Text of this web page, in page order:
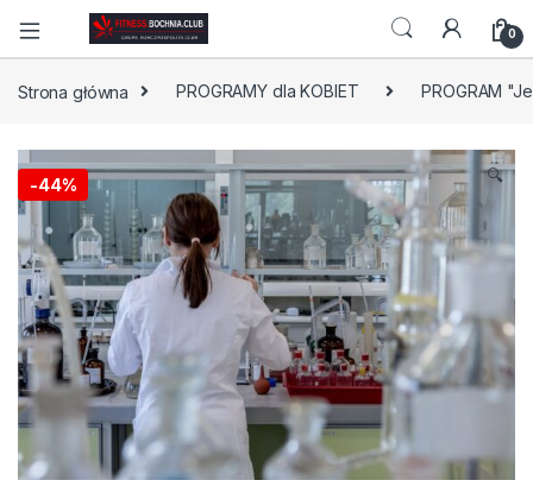
0
Strona główna PROGRAMY dla KOBIET PROGRAM
-44% 🔍